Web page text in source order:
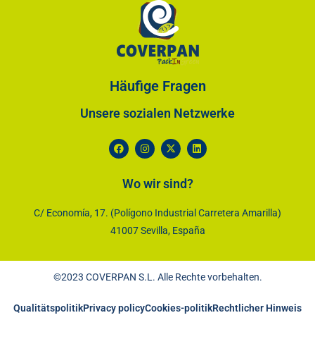
Häufige Fragen
Unsere sozialen Netzwerke
Wo wir sind?
C/ Economía, 17. (Polígono Industrial Carretera Amarilla)
41007 Sevilla, España
©2023 COVERPAN S.L. Alle Rechte vorbehalten.
QualitätspolitikPrivacy policyCookies-politikRechtlicher Hinweis